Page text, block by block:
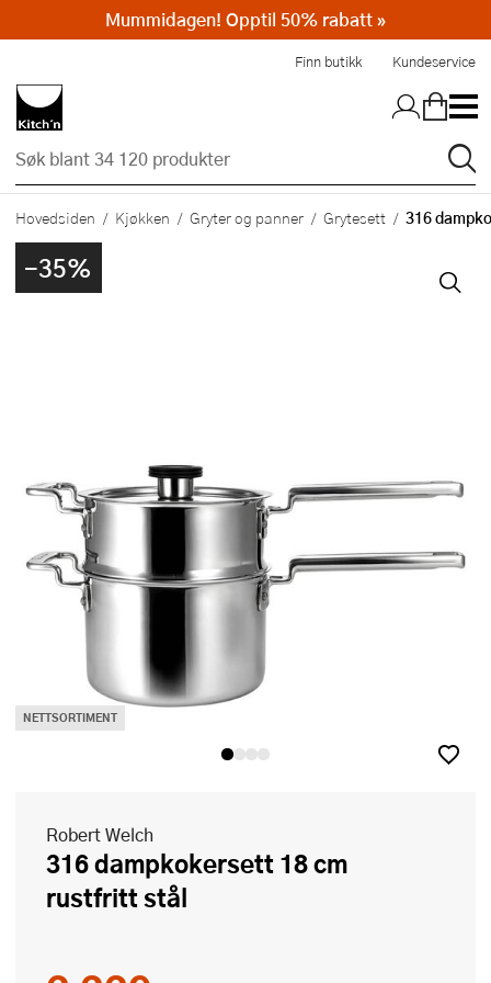
Finn butikk Kundeservice
Hovedsiden Kjøkken Gryter og panner Grytesett 316
-35%
NETTSORTIMENT
Robert Welch
316 dampkokersett 18 cm
rustfritt stål
Mummidagen! Opptil 50% rabatt »